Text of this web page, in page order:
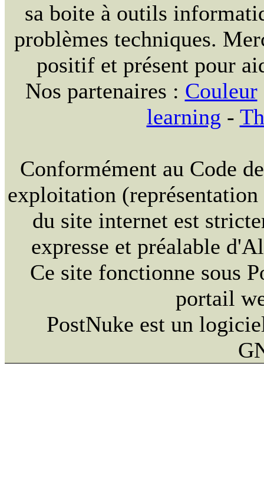
sa boite à outils
problèmes techniques.
positif et présent pour
Nos partenaires : Couleur
learning -
Conformément au Code
exploitation
du site internet est
expresse et préalable
Ce site fonctionne sous
portail
PostNuke est un